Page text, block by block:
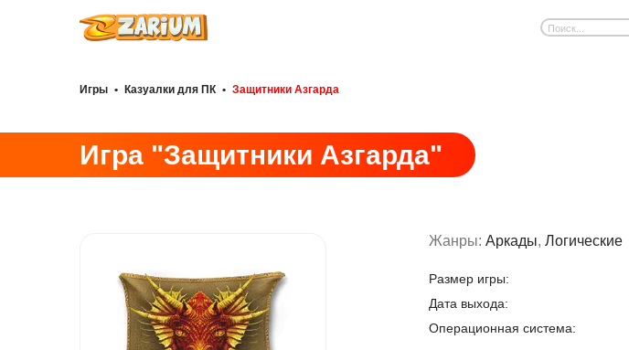
Игры • Казуалки для ПК • Защитники Азгарда
Игра "Защитники Азгарда"
Жанры: Аркады, Логические
Размер игры:
Дата выхода:
Операционная система: